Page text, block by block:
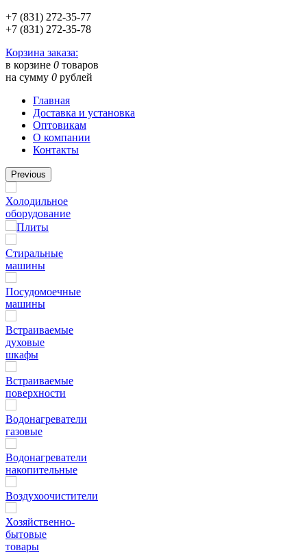
+7 (831) 272-35-77
+7 (831) 272-35-78
Корзина заказа:
в корзине 0 товаров
на сумму 0 рублей
Главная
Доставка и установка
Оптовикам
О компании
Контакты
Previous
Холодильное
оборудование
Плиты
Стиральные
машины
Посудомоечные
машины
Встраиваемые
духовые
шкафы
Встраиваемые
поверхности
Водонагреватели
газовые
Водонагреватели
накопительные
Воздухоочистители
Хозяйственно-
бытовые
товары